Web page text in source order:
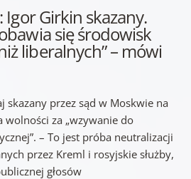
Igor Girkin skazany.
się środowisk
liberalnych” – mówi
skazany przez sąd w Moskwie na
wolności za „wzywanie do
– To jest próba neutralizacji
przez Kreml i rosyjskie służby,
głosów